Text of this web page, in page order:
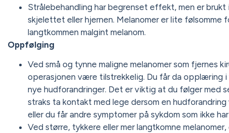
Strålebehandling har begrenset effekt, men er
skjelettet eller hjernen. Melanomer er lite følsomme
langtkommen malgint melanom.
Oppfølging
Ved små og tynne maligne melanomer som fjernes
operasjonen være tilstrekkelig. Du får da opplæring
nye hudforandringer. Det er viktig at du følger med
straks ta kontakt med lege dersom en
eller du får andre symptomer på sykdom som ikke
Ved større, tykkere eller mer langtkomne